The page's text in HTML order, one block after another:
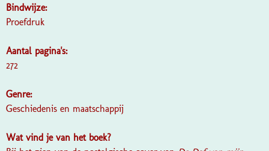
Bindwijze:
Proefdruk
Aantal pagina's:
272
Genre:
Geschiedenis en maatschappij
Wat vind je van het boek?